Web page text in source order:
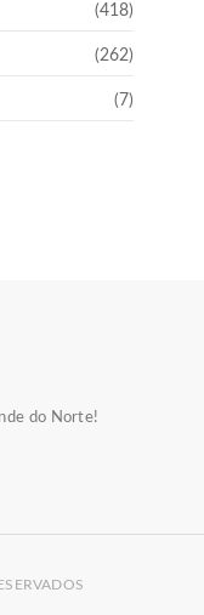
(418)
(262)
(7)
do Norte!